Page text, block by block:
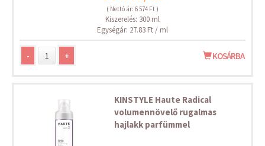
( Nettó ár: 6 574 Ft )
Kiszerelés: 300 ml
Egységár: 27.83 Ft / ml
- + KOSÁRBA
KINSTYLE Haute Radical
volumennövelő rugalmas
hajlakk parfümmel